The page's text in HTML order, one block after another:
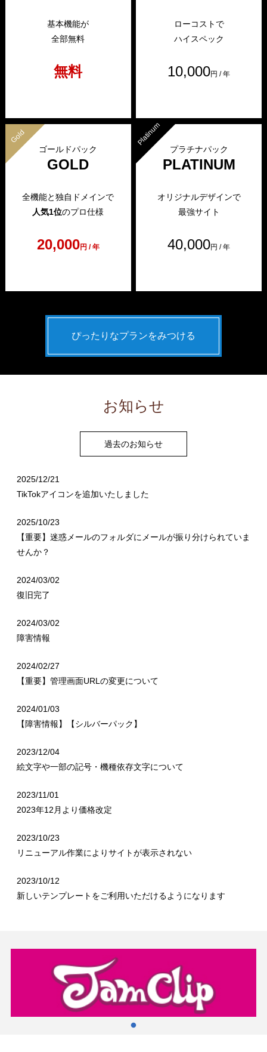
基本機能が
全部無料
無料
ローコストで
ハイスペック
10,000円 / 年
Gold
ゴールドパック
GOLD
全機能と独自ドメインで
人気1位のプロ仕様
20,000円 / 年
Platinum
プラチナパック
PLATINUM
オリジナルデザインで
最強サイト
40,000円 / 年
ぴったりなプランをみつける
お知らせ
過去のお知らせ
2025/12/21
TikTokアイコンを追加いたしました
2025/10/23
【重要】迷惑メールのフォルダにメールが振り分けられていま
せんか？
2024/03/02
復旧完了
2024/03/02
障害情報
2024/02/27
【重要】管理画面URLの変更について
2024/01/03
【障害情報】【シルバーパック】
2023/12/04
絵文字や一部の記号・機種依存文字について
2023/11/01
2023年12月より価格改定
2023/10/23
リニューアル作業によりサイトが表示されない
2023/10/12
新しいテンプレートをご利用いただけるようになります